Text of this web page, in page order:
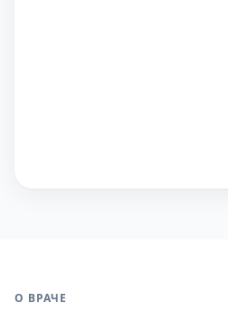
О ВРАЧЕ